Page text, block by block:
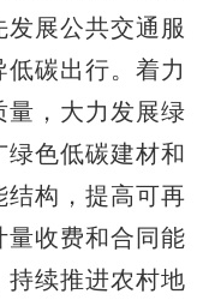
展公共交通服
碳出行。着力
量，大力发展绿
绿色低碳建材和
结构，提高可再
量收费和合同能
持续推进农村地